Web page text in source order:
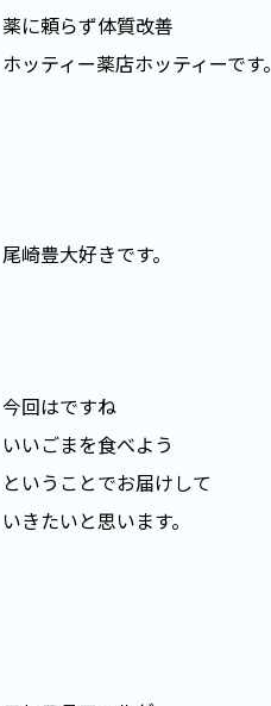
薬に頼らず体質改善
ホッティー薬店ホッティーです。
尾崎豊大好きです。
今回はですね
いいごまを食べよう
ということでお届けして
いきたいと思います。